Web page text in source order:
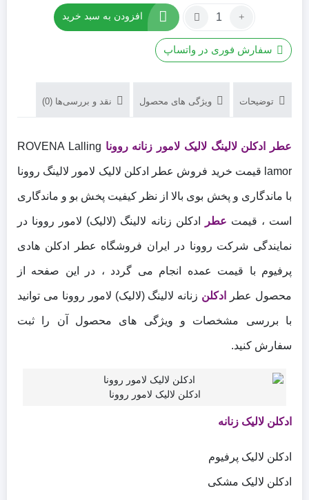
اصلی
2,300,000 تومان
بود.
فعلی
تعداد:
ادکلن
لالینگ
زنانه
Lalling
افزودن به سبد خرید
سفارش فوری در واتساپ
توضیحات ویژگی های محصول نقد و بررسی‌ها (0)
عطر ادکلن لالینگ لالیک لامور زنانه روونا ROVENA Lalling
lamor قیمت خرید فروش عطر ادکلن لالیک لامور لالینگ روونا
با ماندگاری و پخش بوی بالا از نظر کیفیت پخش بو و ماندگاری
است ، قیمت عطر ادکلن زنانه لالینگ (لالیک) لامور روونا در
نمایندگی شرکت روونا در ایران فروشگاه عطر ادکلن هادی
پرفیوم با قیمت عمده انجام می گردد ، در این صفحه از
محصول عطر ادکلن زنانه لالینگ (لالیک) لامور روونا می توانید
با بررسی مشخصات و ویژگی های محصول آن را ثبت
سفارش کنید.
ادکلن لالیک لامور روونا
ادکلن لالیک زنانه
ادکلن لالیک پرفیوم
ادکلن لالیک مشکی